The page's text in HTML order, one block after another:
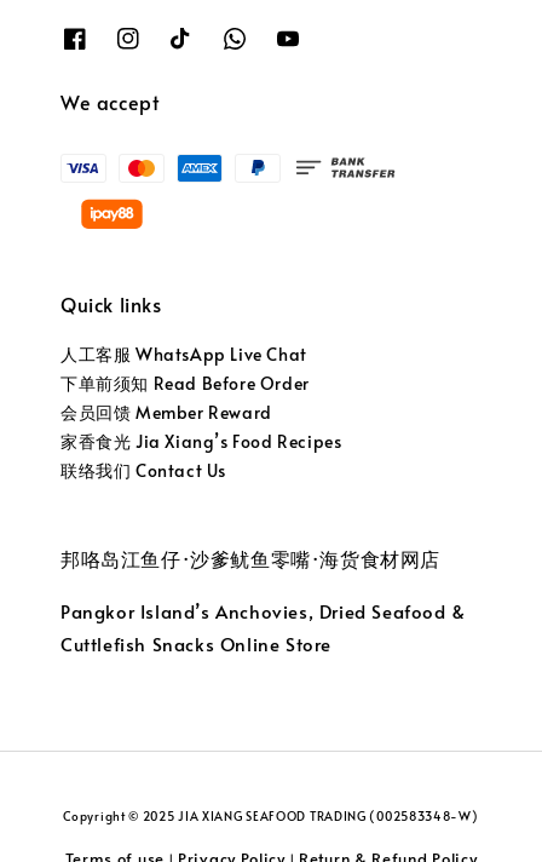
We accept
Quick links
人工客服 WhatsApp Live Chat
下单前须知 Read Before Order
会员回馈 Member Reward
家香食光 Jia Xiang’s Food Recipes
联络我们 Contact Us
邦咯岛江鱼仔·沙爹鱿鱼零嘴·海货食材网店
Pangkor Island’s Anchovies, Dried Seafood &
Cuttlefish Snacks Online Store
Copyright © 2025 JIA XIANG SEAFOOD TRADING (002583348-W)